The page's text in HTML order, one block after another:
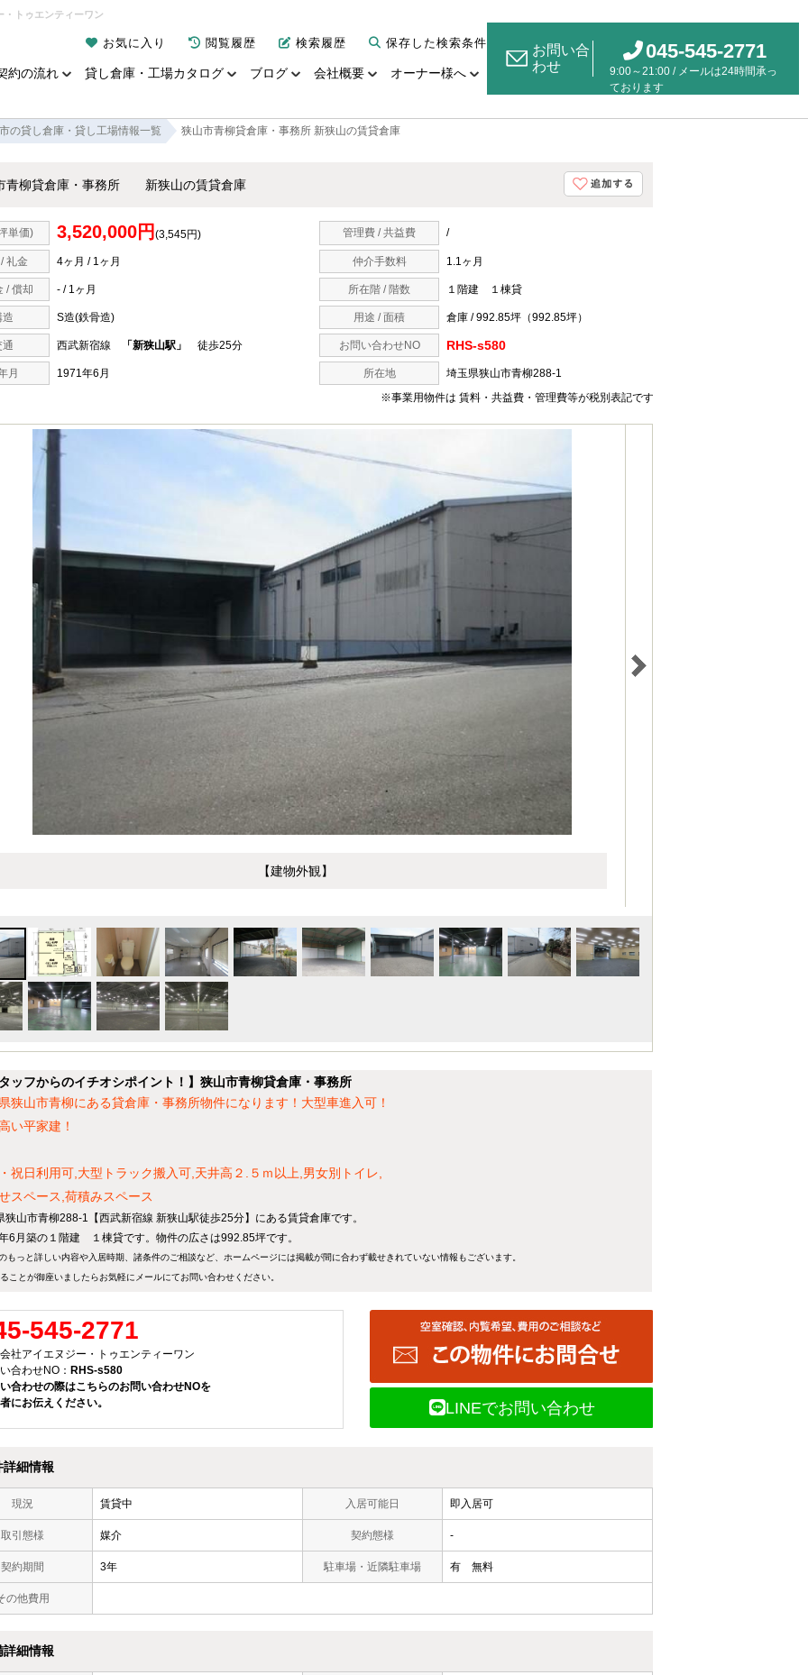
・トゥエンティーワン
お気に入り 閲覧履歴 検索履歴 保存した検索条件
約の流れ 貸し倉庫・工場カタログ ブログ 会社概要 オーナー様へ
お問い合
わせ
045-545-2771
9:00～21:00 / メールは24時間承っ
ております
の貸し倉庫・貸し工場情報一覧 狭山市青柳貸倉庫・事務所 新狭山の賃貸倉庫
青柳貸倉庫・事務所 新狭山の賃貸倉庫
単価) 3,520,000円 (3,545円) 管理費 / 共益費 /
礼金 4ヶ月 / 1ヶ月 仲介手数料 1.1ヶ月
/ 償却 - / 1ヶ月 所在階 / 階数 １階建 １棟貸
造 S造(鉄骨造) 用途 / 面積 倉庫 / 992.85坪（992.85坪）
通 西武新宿線 「新狭山駅」 徒歩25分 お問い合わせNO RHS-s580
月 1971年6月 所在地
埼玉県狭山市青柳288-1
※事業用物件は 賃料・共益費・管理費等が税別表記です
【建物外観】
ッフからのイチオシポイント！】狭山市青柳貸倉庫・事務所
狭山市青柳にある貸倉庫・事務所物件になります！大型車進入可！
い平家建！
祝日利用可,大型トラック搬入可,天井高２.５ｍ以上,男女別トイレ,
スペース,荷積みスペース
狭山市青柳288-1【西武新宿線 新狭山駅徒歩25分】にある賃貸倉庫です。
6月築の１階建 １棟貸です。物件の広さは992.85坪です。
もっと詳しい内容や入居時期、諸条件のご相談など、ホームページには掲載が間に合わず載せきれていない情報もございます。
ことが御座いましたらお気軽にメールにてお問い合わせください。
545-2771
社アイエヌジー・トゥエンティーワン
合わせNO： RHS-s580
合わせの際はこちらのお問い合わせNOを
にお伝えください。
LINEでお問い合わせ
詳細情報
現況 賃貸中 入居可能日 即入居可
取引態様 媒介 契約態様 -
契約期間 3年 駐車場・近隣駐車場 有 無料
の他費用
詳細情報